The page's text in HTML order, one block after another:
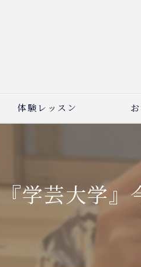
体験レッスン
『学芸大学』